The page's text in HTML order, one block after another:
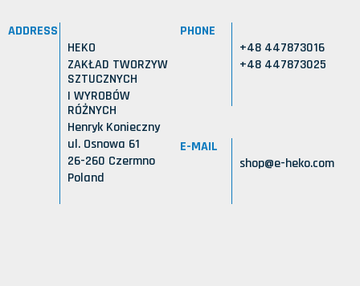
ADDRESS
HEKO
ZAKŁAD TWORZYW
SZTUCZNYCH
I WYROBÓW
RÓŻNYCH
Henryk Konieczny
ul. Osnowa 61
26-260 Czermno
Poland
PHONE
+48 447873016
+48 447873025
E-MAIL
shop@e-heko.com